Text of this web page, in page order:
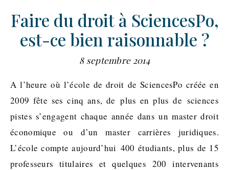
Faire du droit à SciencesPo,
est-ce bien raisonnable ?
8 septembre 2014
A l’heure où l’école de droit de SciencesPo créée en
2009 fête ses cinq ans, de plus en plus de sciences
pistes s’engagent chaque année dans un master droit
économique ou d’un master carrières juridiques.
L’école compte aujourd’hui 400 étudiants, plus de 15
professeurs titulaires et quelques 200 intervenants